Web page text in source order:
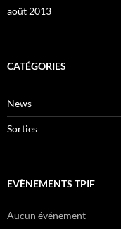
août 2013
CATÉGORIES
News
Sorties
EVÈNEMENTS TPIF
Aucun événement